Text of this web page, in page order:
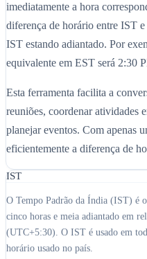
imediatamente a hora
diferença de horário entre IST
IST estando adiantado. Por
equivalente em EST será 2:30
Esta ferramenta facilita a
reuniões, coordenar atividades
planejar eventos. Com apenas
eficientemente a diferença de
IST
O Tempo Padrão da Índia (IST) é
cinco horas e meia adiantado em
(UTC+5:30). O IST é usado em
horário usado no país.